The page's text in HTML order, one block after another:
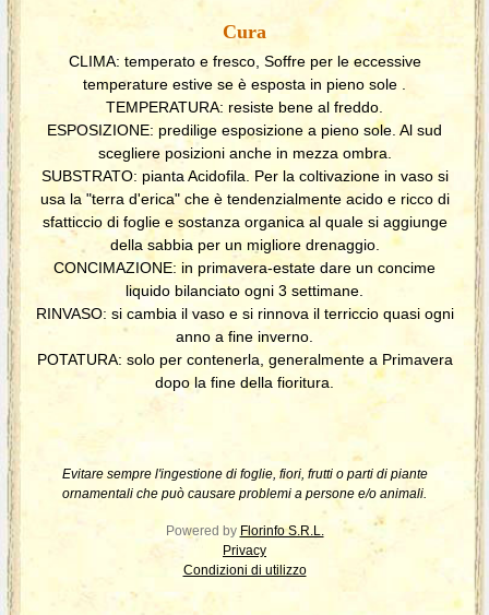
Cura
CLIMA: temperato e fresco, Soffre per le eccessive
temperature estive se è esposta in pieno sole .
TEMPERATURA: resiste bene al freddo.
ESPOSIZIONE: predilige esposizione a pieno sole. Al sud
scegliere posizioni anche in mezza ombra.
SUBSTRATO: pianta Acidofila. Per la coltivazione in vaso si
usa la "terra d'erica" che è tendenzialmente acido e ricco di
sfatticcio di foglie e sostanza organica al quale si aggiunge
della sabbia per un migliore drenaggio.
CONCIMAZIONE: in primavera-estate dare un concime
liquido bilanciato ogni 3 settimane.
RINVASO: si cambia il vaso e si rinnova il terriccio quasi ogni
anno a fine inverno.
POTATURA: solo per contenerla, generalmente a Primavera
dopo la fine della fioritura.
Evitare sempre l'ingestione di foglie, fiori, frutti o parti di piante
ornamentali che può causare problemi a persone e/o animali.
Powered by Florinfo S.R.L.
Privacy
Condizioni di utilizzo